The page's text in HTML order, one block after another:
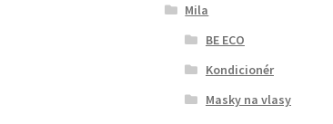
Mila
BE ECO
Kondicionér
Masky na vlasy